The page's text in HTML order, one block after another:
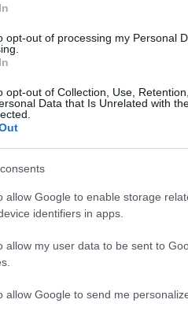
opt-out of processing my Personal
opt-out of Collection, Use,
Data that Is Unrelated with
allow Google to enable storage
identifiers in apps.
allow my user data to be sent to
allow Google to send me